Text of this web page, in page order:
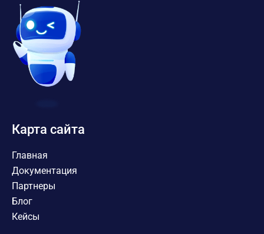
Карта сайта
Главная
Документация
Партнеры
Блог
Кейсы